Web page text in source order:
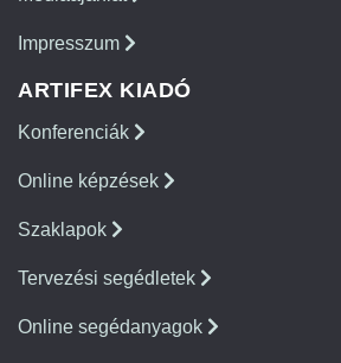
Impresszum
ARTIFEX KIADÓ
Konferenciák
Online képzések
Szaklapok
Tervezési segédletek
Online segédanyagok